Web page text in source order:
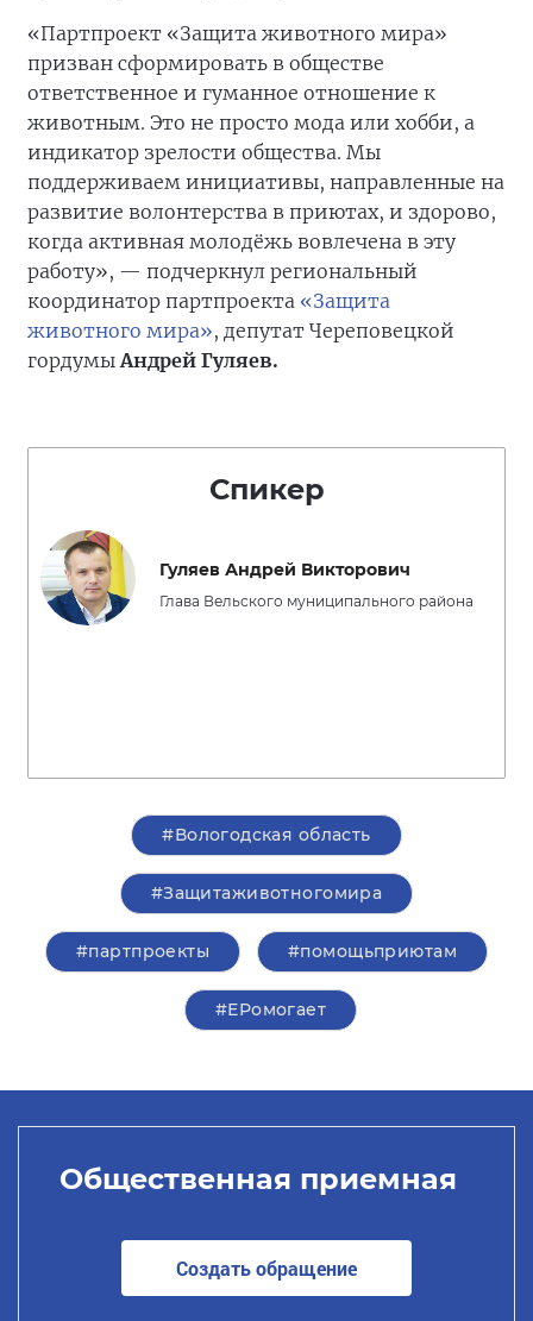
«Партпроект «Защита животного мира»
призван сформировать в обществе
ответственное и гуманное отношение к
животным. Это не просто мода или хобби, а
индикатор зрелости общества. Мы
поддерживаем инициативы, направленные на
развитие волонтерства в приютах, и здорово,
когда активная молодёжь вовлечена в эту
работу», — подчеркнул региональный
координатор партпроекта «Защита
животного мира», депутат Череповецкой
гордумыАндрей Гуляев.
Спикер
Гуляев Андрей Викторович
Глава Вельского муниципального района
#Вологодская область
#Защитаживотногомира
#партпроекты #помощьприютам
#ЕРомогает
Общественная приемная
Создать обращение